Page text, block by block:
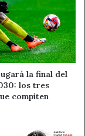
la final del
los tres
compiten